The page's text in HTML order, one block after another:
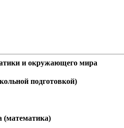
и окружающего мира
подготовкой)
(математика)